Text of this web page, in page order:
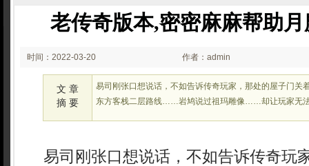
老传奇版本,密密麻麻帮助
时间：2022-03-20
02:03
作者：admin
文 章
摘 要
易司刚张口想说话，不如告诉传奇玩家，那处的屋子门关
东方客栈二层路线……岩鸠说过祖玛雕像……却让玩家无
易司刚张口想说话，不如告诉传奇玩